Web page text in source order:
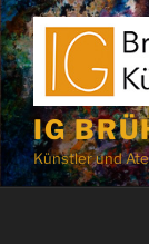
Zum
Inhalt
springen
IG
Künstler und